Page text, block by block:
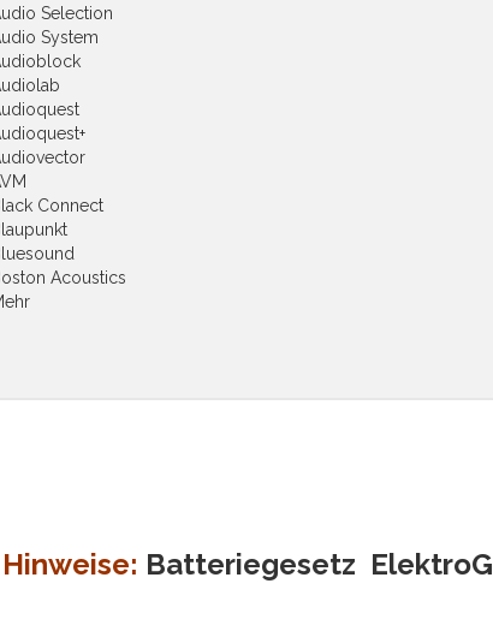
Selection
System
Connect
Acoustics
Batteriegesetz